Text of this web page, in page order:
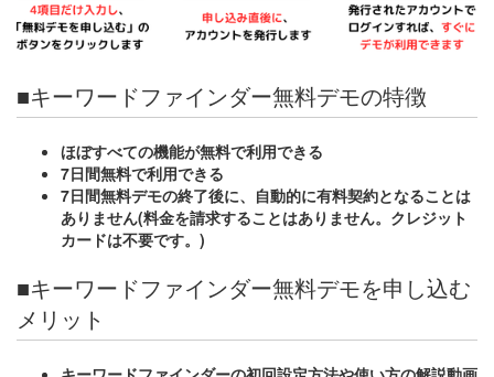
■キーワードファインダー無料デモの特徴
ほぼすべての機能が無料で利用できる
7日間無料で利用できる
7日間無料デモの終了後に、自動的に有料契約となることは
ありません(料金を請求することはありません。クレジット
カードは不要です。)
■キーワードファインダー無料デモを申し込む
メリット